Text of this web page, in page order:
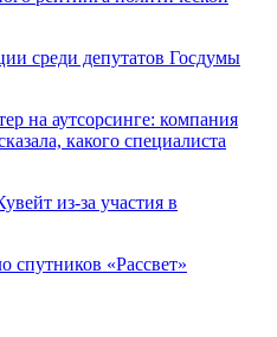
среди депутатов Госдумы
на аутсорсинге: компания
какого специалиста
из-за участия в
спутников «Рассвет»